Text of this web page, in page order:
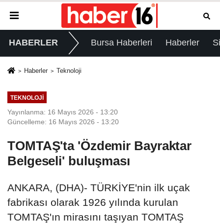
HABERLER Bursa Haberleri Haberler
Haberler Teknoloji
TEKNOLOJI
Yayınlanma: 16 Mayıs 2026 - 13:20
Güncelleme: 16 Mayıs 2026 - 13:20
TOMTAŞ'ta 'Özdemir Bayraktar
Belgeseli' buluşması
ANKARA, (DHA)- TÜRKİYE'nin ilk uçak
fabrikası olarak 1926 yılında kurulan
TOMTAŞ'ın mirasını taşıyan TOMTAŞ